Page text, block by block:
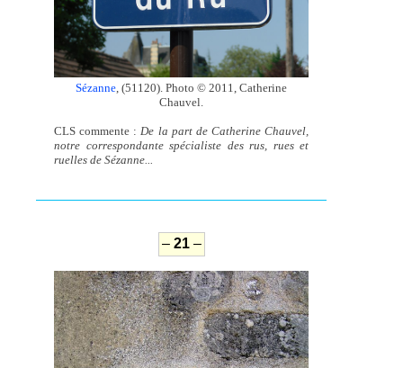
Sézanne , (51120). Photo © 2011, Catherine
Chauvel.
CLS commente : De la part de Catherine Chauvel,
notre correspondante spécialiste des rus, rues et
ruelles de Sézanne...
– 21–